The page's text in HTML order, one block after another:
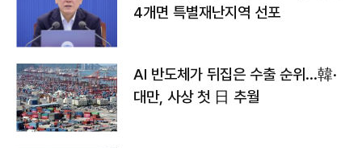
4개면 특별재난지역 선포
AI 반도체가 뒤집은 수출 순위…韓·
대만, 사상 첫 日 추월